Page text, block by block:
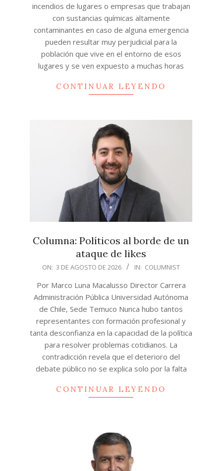
incendios de lugares o empresas que trabajan
con sustancias químicas altamente
contaminantes en caso de alguna emergencia
pueden resultar muy perjudicial para la
población que vive en el entorno de esos
lugares y se ven expuesto a muchas horas
CONTINUAR LEYENDO
Columna: Políticos al borde de un
ataque de likes
2026-
03
ON: 3 DE AGOSTO DE 2026 IN: COLUMNIST
Por Marco Luna Macalusso Director Carrera
Administración Pública Universidad Autónoma
de Chile, Sede Temuco Nunca hubo tantos
representantes con formación profesional y
tanta desconfianza en la capacidad de la política
para resolver problemas cotidianos. La
contradicción revela que el deterioro del
debate público no se explica solo por la falta
CONTINUAR LEYENDO